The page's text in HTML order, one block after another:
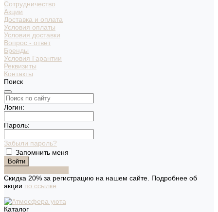
Сотрудничество
Акции
Доставка и оплата
Условия оплаты
Условия доставки
Вопрос - ответ
Бренды
Условия Гарантии
Реквизиты
Контакты
Поиск
Логин:
Пароль:
Забыли пароль?
Запомнить меня
Скидка 20% за регистрацию на нашем сайте. Подробнее об
акции по ссылке
Каталог